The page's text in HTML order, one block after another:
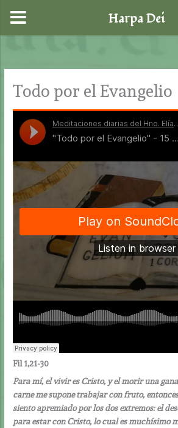
contenido
Todo por el Evangelio
Fil 1,21-30
Para mí, el vivir es Cristo, y el morir una
carne me supone trabajar con fruto, entonces
siento apremiado por los dos extremos: el
para estar con Cristo, lo cual es muchísimo
Harpa Dei